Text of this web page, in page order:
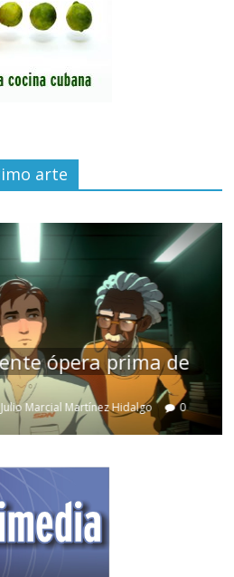
arte
ópera prima de
Julio Marcial Martínez Hidalgo 0